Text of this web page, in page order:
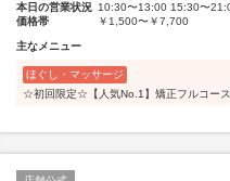
本日の営業状況 10:30〜13:00 15:30〜
価格帯
￥1,500〜￥7,700
主なメニュー
ほぐし・マッサージ
☆初回限定☆【人気No.1】矯正フルコース